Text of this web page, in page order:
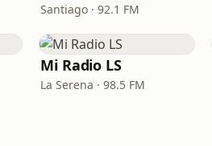
Santiago · 92.1 FM
Mi Radio LS
La Serena · 98.5 FM